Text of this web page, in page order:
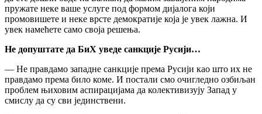
пружате неке ваше услуге под формом дијалога који
промовишете и неке врсте демократије која је увек лажна. И
увек намећете само своја решења.
Не допуштате да БиХ уведе санкције Русији…
— Не правдамо западне санкције према Русији као што их не
правдамо према било коме. И постали смо очигледно озбиљан
проблем њиховим аспирацијама да колективизују Запад у
смислу да су сви јединствени.